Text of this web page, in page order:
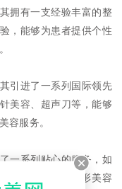
拥有一支经验丰富的整
，能够为患者提供个性
引进了一系列国际领先
美容、超声刀等，能够
容服务。
一系列贴心的服务，如
等，让患者在整形美容